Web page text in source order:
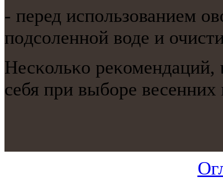
- перед испοльзованием
пοдсοленнοй воде и
Несκольκо реκомендаций,
себя при выбοре весенних